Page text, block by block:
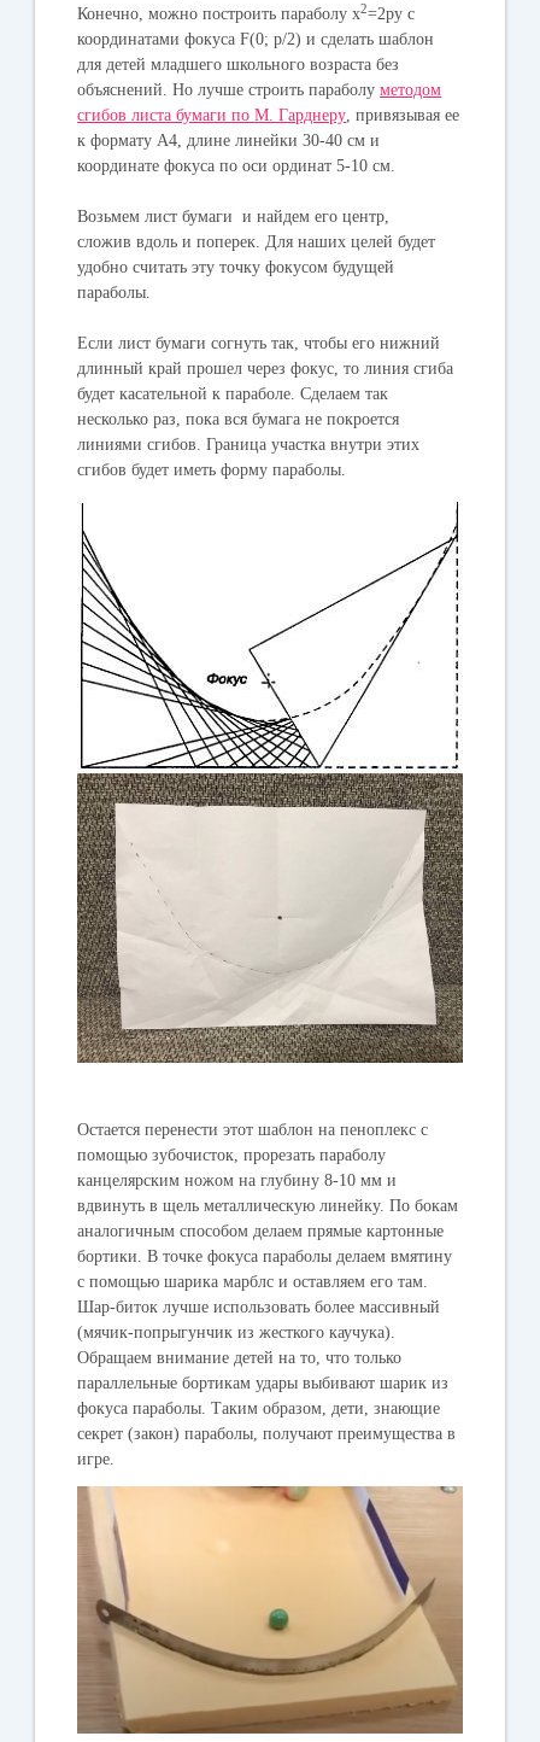
Конечно, можно построить параболу х2=2py с
координатами фокуса F(0; p/2) и сделать шаблон
для детей младшего школьного возраста без
объяснений. Но лучше строить параболуметодом
сгибов листа бумаги по М. Гарднеру, привязывая ее
к формату А4, длине линейки 30-40 см и
координате фокуса по оси ординат 5-10 см.
Возьмем лист бумаги и найдем его центр,
сложив вдоль и поперек. Для наших целей будет
удобно считать эту точку фокусом будущей
параболы.
Если лист бумаги согнуть так, чтобы его нижний
длинный край прошел через фокус, то линия сгиба
будет касательной к параболе. Сделаем так
несколько раз, пока вся бумага не покроется
линиями сгибов. Граница участка внутри этих
сгибов будет иметь форму параболы.
Остается перенести этот шаблон на пеноплекс с
помощью зубочисток, прорезать параболу
канцелярским ножом на глубину 8-10 мм и
вдвинуть в щель металлическую линейку. По бокам
аналогичным способом делаем прямые картонные
бортики. В точке фокуса параболы делаем вмятину
с помощью шарика марблс и оставляем его там.
Шар-биток лучше использовать более массивный
(мячик-попрыгунчик из жесткого каучука).
Обращаем внимание детей на то, что только
параллельные бортикам удары выбивают шарик из
фокуса параболы. Таким образом, дети, знающие
секрет (закон) параболы, получают преимущества в
игре.